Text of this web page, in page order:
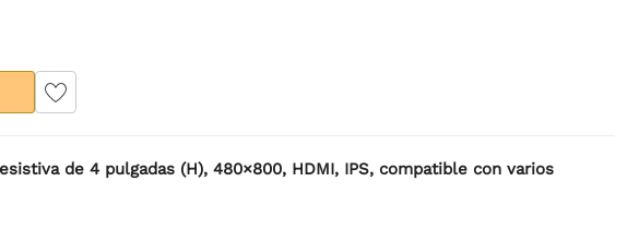
de 4 pulgadas (H), 480×800, HDMI, IPS, compatible con varios